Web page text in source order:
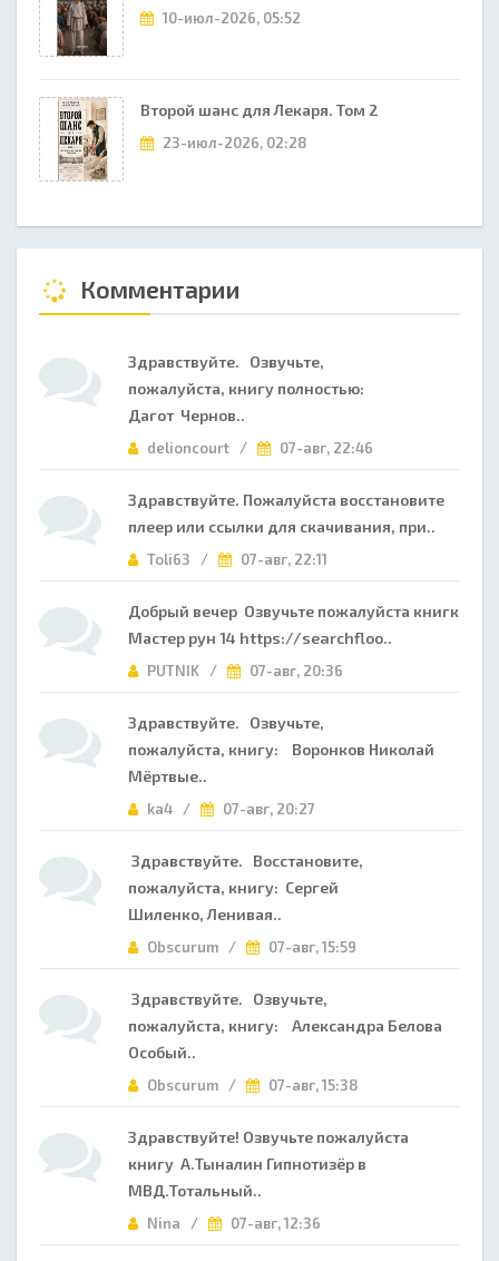
10-июл-2026, 05:52
Второй шанс для Лекаря. Том 2
23-июл-2026, 02:28
Комментарии
Здравствуйте. Озвучьте,
пожалуйста, книгу полностью:
Дагот Чернов..
delioncourt / 07-авг, 22:46
Здравствуйте. Пожалуйста восстановите
плеер или ссылки для скачивания, при..
Toli63 / 07-авг, 22:11
Добрый вечер Озвучьте пожалуйста книгк
Мастер рун 14 https://searchfloo..
PUTNIK / 07-авг, 20:36
Здравствуйте. Озвучьте,
пожалуйста, книгу: Воронков Николай
Мёртвые..
ka4 / 07-авг, 20:27
Здравствуйте. Восстановите,
пожалуйста, книгу: Сергей
Шиленко, Ленивая..
Obscurum / 07-авг, 15:59
Здравствуйте. Озвучьте,
пожалуйста, книгу: Александра Белова
Особый..
Obscurum / 07-авг, 15:38
Здравствуйте! Озвучьте пожалуйста
книгу А.Тыналин Гипнотизёр в
МВД.Тотальный..
Nina / 07-авг, 12:36